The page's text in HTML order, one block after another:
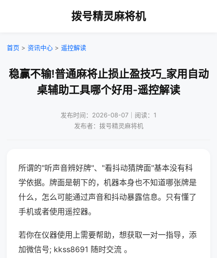
拨号精灵麻将机
首页 > 资讯中心 > 遥控解读
稳赢不输!普通麻将止损止盈技巧_家用自动
桌辅助工具哪个好用-遥控解读
发布时间：2026-08-07｜阅读：1
发布者：拨号精灵麻将机
所谓的"听声音辨好牌"、"看抖动猜牌面"基本没有科
学依据。牌面是朝下的，机器本身也不知道哪张牌是
什么，怎么可能通过声音和抖动暴露信息。只有懂了
手机或者使用遥控器。
若你在仪器使用上需要帮助，想获取一对一指导，添
加微信号; kkss8691 随时交流 。